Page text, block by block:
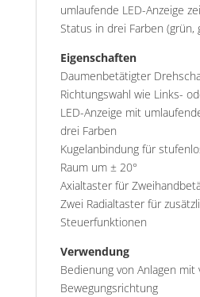
umlaufende LED-Anzeige
Status in drei Farben (grün,
Eigenschaften
Daumenbetätigter
Richtungswahl wie Links-
LED-Anzeige mit
drei Farben
Kugelanbindung für
Raum um ± 20°
Axialtaster für
Zwei Radialtaster für
Steuerfunktionen
Verwendung
Bedienung von Anlagen mit
Bewegungsrichtung